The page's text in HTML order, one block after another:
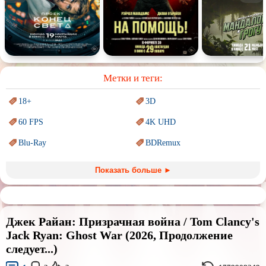
Спектакль Сказка Немое кино Для взрослых
Метки и теги:
18+ 3D
60 FPS 4K UHD
Blu-Ray BDRemux
Sci-Fi (Научнаяфантастика) Trash (трэш) movies
Авангард иСюрреализм Ангелы и Демоны
Аниме Антиутопия
Врачи
Показать больше ►
Джек Райан: Призрачная война / Tom Clancy's
Jack Ryan: Ghost War (2026, Продолжение
следует...)